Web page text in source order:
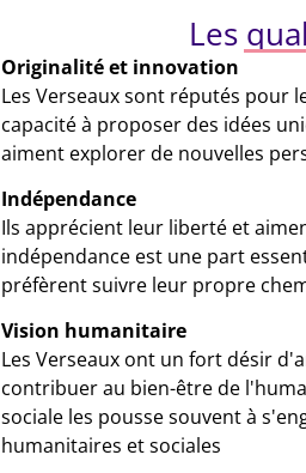
Les
Originalité et innovation
Les Verseaux sont réputés pour
capacité à proposer des idées
aiment explorer de nouvelles
Indépendance
Ils apprécient leur liberté et
indépendance est une part
préfèrent suivre leur propre
Vision humanitaire
Les Verseaux ont un fort désir
contribuer au bien-être de
sociale les pousse souvent à
humanitaires et sociales